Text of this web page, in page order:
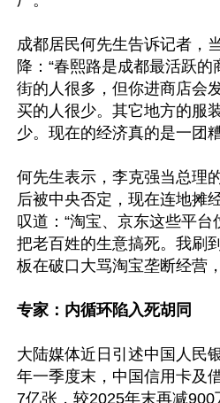
成都居民何先生告诉记者，
降：“春熙路是成都最活跃
街的人很多，但你进商店会
买的人很少。其它地方的服
少。现在的经济真的是一团
何先生表示，李克强当总理
后被中央否定，现在连地摊
叹道：“淘宝、京东这些平台
把老百姓的生意搞死。我刷
板在破口大骂淘宝垄断经营
专家：内循环陷入死胡同
大陆媒体近日引述中国人民
年一季度末，中国信用卡及
7亿张，较2025年末再减